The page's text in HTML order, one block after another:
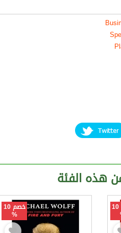
هذه الفئة
خصم 10 خصم 10
%